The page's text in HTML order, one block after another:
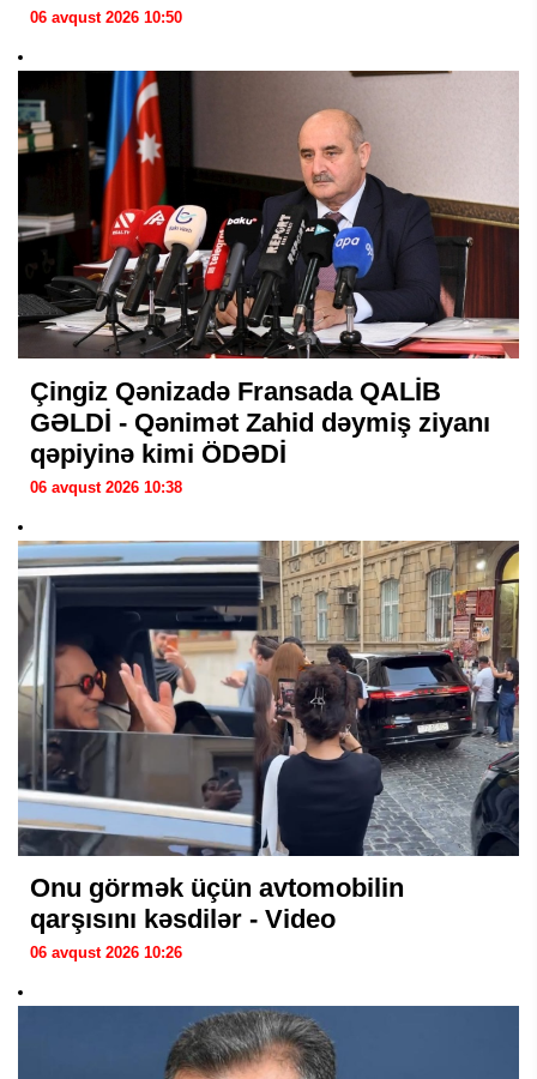
06 avqust 2026 10:50
Çingiz Qənizadə Fransada QALİB
GƏLDİ - Qənimət Zahid dəymiş ziyanı
qəpiyinə kimi ÖDƏDİ
06 avqust 2026 10:38
Onu görmək üçün avtomobilin
qarşısını kəsdilər - Video
06 avqust 2026 10:26